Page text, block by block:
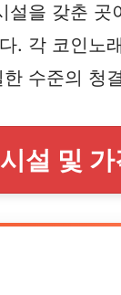
설을 갖춘
. 각 코인노
수준의 청
설 및